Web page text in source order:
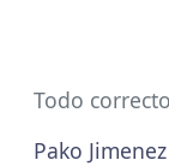
Todo correcto
Pako